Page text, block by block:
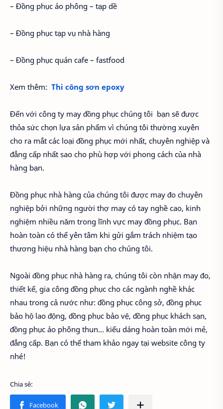
– Đồng phục áo phông – tạp dề
– Đồng phục tạp vụ nhà hàng
– Đồng phục quán cafe – fastfood
Xem thêm: Thi công sơn epoxy
Đến với công ty may đồng phục chúng tôi bạn sẽ được
thỏa sức chọn lựa sản phẩm vì chúng tôi thường xuyên
cho ra mắt các loại đồng phục mới nhất, chuyên nghiệp và
đẳng cấp nhất sao cho phù hợp với phong cách của nhà
hàng bạn.
Đồng phục nhà hàng của chúng tôi được may đo chuyên
nghiệp bởi những người thợ may có tay nghề cao, kinh
nghiệm nhiều năm trong lĩnh vực may đồng phục. Bạn
hoàn toàn có thể yên tâm khi gửi gắm trách nhiệm tạo
thương hiệu nhà hàng bạn cho chúng tôi.
Ngoài đồng phục nhà hàng ra, chúng tôi còn nhận may đo,
thiết kế, gia công đồng phục cho các ngành nghề khác
nhau trong cả nước như: đồng phục công sở, đồng phục
bảo hộ lao động, đồng phục bảo vệ, đồng phục khách sạn,
đồng phục áo phông thun… kiểu dáng hoàn toàn mới mẻ,
đẳng cấp. Bạn có thể tham khảo ngay tại website công ty
nhé!